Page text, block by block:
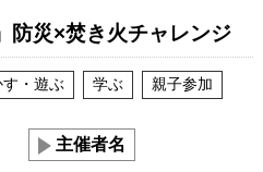
防災×焚き火チャレンジ
・遊ぶ 学ぶ 親子参加
主催者名